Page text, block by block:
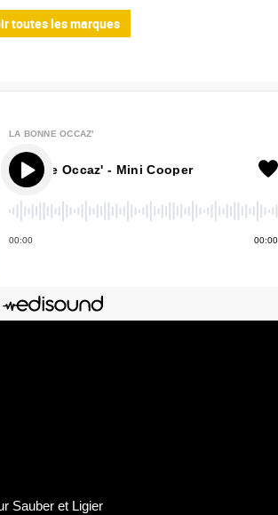
toutes les marques
LA BONNE OCCAZ'
Occaz' - Mini Cooper
00:00 00:00
Sauber et Ligier